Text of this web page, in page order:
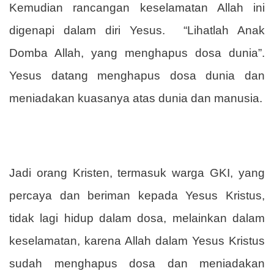
Kemudian rancangan keselamatan Allah ini
digenapi dalam diri Yesus.
“Lihatlah Anak
Domba Allah, yang menghapus dosa dunia”.
Yesus datang menghapus dosa dunia dan
meniadakan kuasanya atas dunia dan manusia.
Jadi orang Kristen, termasuk warga GKI, yang
percaya dan beriman kepada Yesus Kristus,
tidak lagi hidup dalam dosa, melainkan dalam
keselamatan, karena Allah dalam Yesus Kristus
sudah menghapus dosa dan meniadakan